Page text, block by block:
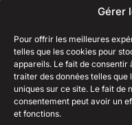
Gérer
Pour offrir les meilleures
telles que les cookies pour
appareils. Le fait de consentir
traiter des données telles que
uniques sur ce site. Le fait de
consentement peut avoir un
et fonctions.
69 Rue Amiral Romain Desfosses,
29200 Brest
02 98 41 41 99
Ouvert du lundi au samedi